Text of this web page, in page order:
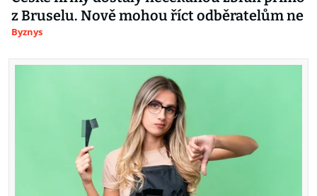
z Bruselu. Nově mohou říct odběratelům ne
Byznys